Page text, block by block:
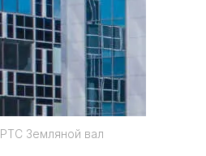
РТС Земляной вал